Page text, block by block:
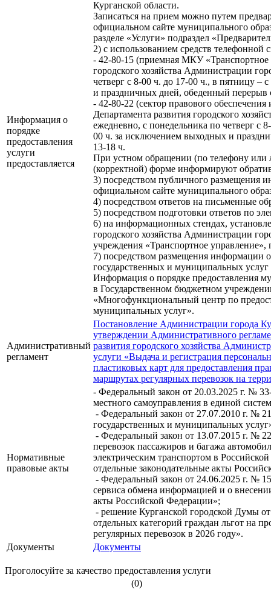
Информация о
порядке
предоставления
услуги
предоставляется
Курганской области.
Записаться на прием можно путем
официальном сайте муниципального
разделе «Услуги» подраздел
2) с использованием средств телефонной
- 42-80-15 (приемная МКУ «Транспортное
городского хозяйства Администрации
четверг с 8-00 ч. до 17-00 ч., в пятницу –
и праздничных дней, обеденный перерыв
- 42-80-22 (сектор правового
Департамента развития городского
ежедневно, с понедельника по четверг с
00 ч. за исключением выходных и
13-18 ч.
При устном обращении (по телефону
(корректной) форме информируют
3) посредством публичного размещения
официальном сайте муниципального
4) посредством ответов на письменные
5) посредством подготовки ответов по
6) на информационных стендах,
городского хозяйства Администрации
учреждения «Транспортное
7) посредством размещения информации
государственных и муниципальных
Информация о порядке предоставления
в Государственном бюджетном
«Многофункциональный центр по
муниципальных услуг».
Административный
регламент
Постановление Администрации города
утверждении Административного
развития городского хозяйства
услуги «Выдача и регистрация
пластиковых карт для предоставления
маршрутах регулярных перевозок на
Нормативные
правовые акты
- Федеральный закон от 20.03.2025 г. №
местного самоуправления в единой
- Федеральный закон от 27.07.2010 г. №
государственных и муниципальных
- Федеральный закон от 13.07.2015 г. №
перевозок пассажиров и багажа
электрическим транспортом в
отдельные законодательные акты
- Федеральный закон от 24.06.2025 г. №
сервиса обмена информацией и о
акты Российской Федерации»;
- решение Курганской городской Думы
отдельных категорий граждан льгот на
регулярных перевозок в 2026 году».
Документы
Документы
Проголосуйте за качество предоставления услуги
(0)